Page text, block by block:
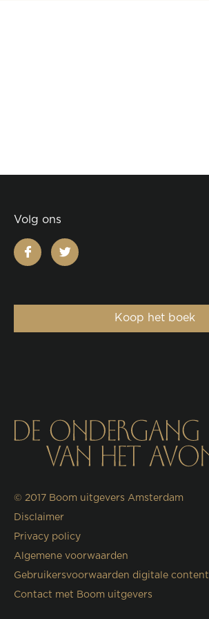
Volg ons
facebooktwitter
Koop het boek
© 2017 Boom uitgevers Amsterdam
Disclaimer
Privacy policy
Algemene voorwaarden
Gebruikersvoorwaarden digitale content
Contact met Boom uitgevers